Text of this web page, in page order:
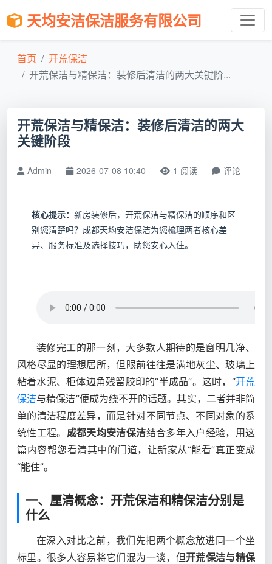
天均安洁保洁服务有限公司
首页
开荒保洁
开荒保洁与精保洁：装修后清洁的两大关键阶...
开荒保洁与精保洁：装修后清洁的两大
关键阶段
Admin 2026-07-08 10:40 1 阅读 评论
核心提示： 新房装修后，开荒保洁与精保洁的顺序和区
别您清楚吗？成都天均安洁保洁为您梳理两者核心差
异、服务标准及选择技巧，助您安心入住。
装修完工的那一刻，大多数人期待的是窗明几净、
风格尽显的理想居所，但眼前往往是满地灰尘、玻璃上
粘着水泥、柜体边角残留胶印的“半成品”。这时，“开荒
保洁与精保洁”便成为绕不开的话题。其实，二者并非简
单的清洁程度差异，而是针对不同节点、不同对象的系
统性工程。 成都天均安洁保洁结合多年入户经验，用这
篇内容帮您看清其中的门道，让新家从“能看”真正变成
“能住”。
一、厘清概念：开荒保洁和精保洁分别是
什么
在深入对比之前，我们先把两个概念放进同一个坐
标里。很多人容易将它们混为一谈，但开荒保洁与精保